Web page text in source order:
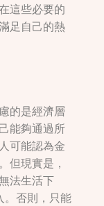
這些必要的
足自己的熱
的是經濟層
能夠通過所
可能認為金
但現實是，
法生活下
。否則，只能